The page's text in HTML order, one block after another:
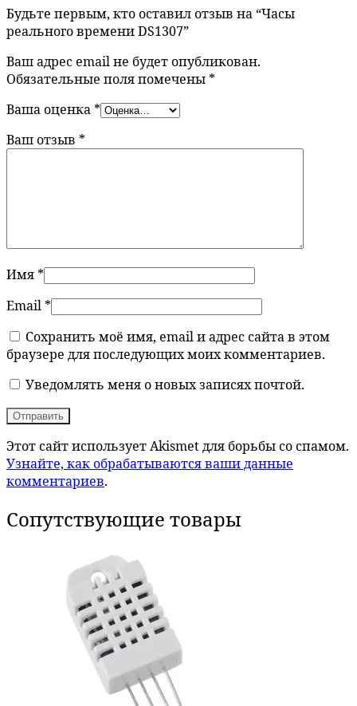
Будьте первым, кто оставил отзыв на “Часы
реального времени DS1307”
Ваш адрес email не будет опубликован.
Обязательные поля помечены *
Ваша оценка *
Ваш отзыв *
Имя *
Email *
Сохранить моё имя, email и адрес сайта в этом
браузере для последующих моих комментариев.
Уведомлять меня о новых записях почтой.
Этот сайт использует Akismet для борьбы со спамом.
Узнайте, как обрабатываются ваши данные
комментариев.
Сопутствующие товары